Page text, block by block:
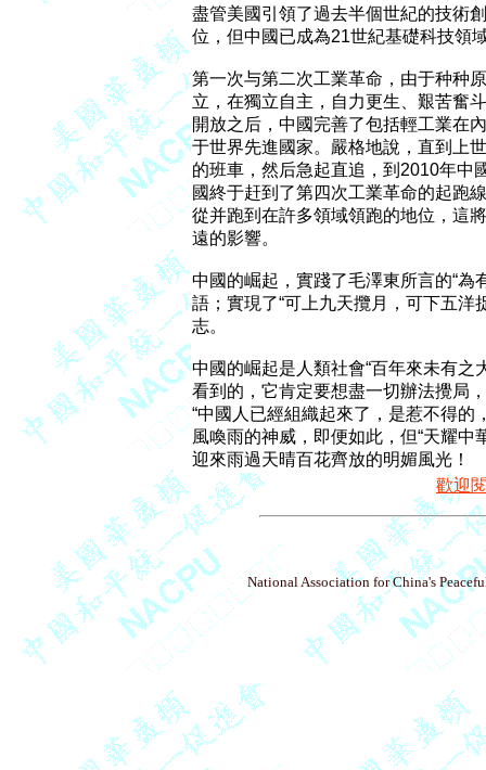
盡管美國引領了過去半個世紀的技術
位，但中國已成為21世紀基礎科技領
第一次与第二次工業革命，由于种种
立，在獨立自主，自力更生、艱苦奮
開放之后，中國完善了包括輕工業在
于世界先進國家。嚴格地說，直到上
的班車，然后急起直追，到2010年中
國終于赶到了第四次工業革命的起跑
從并跑到在許多領域領跑的地位，這
遠的影響。
中國的崛起，實踐了毛澤東所言的“為
語；實現了“可上九天攬月，可下五洋
志。
中國的崛起是人類社會“百年來未有之
看到的，它肯定要想盡一切辦法攪局
“中國人已經組織起來了，是惹不得的
風喚雨的神威，即便如此，但“天耀中
歡迎
National Association for China's